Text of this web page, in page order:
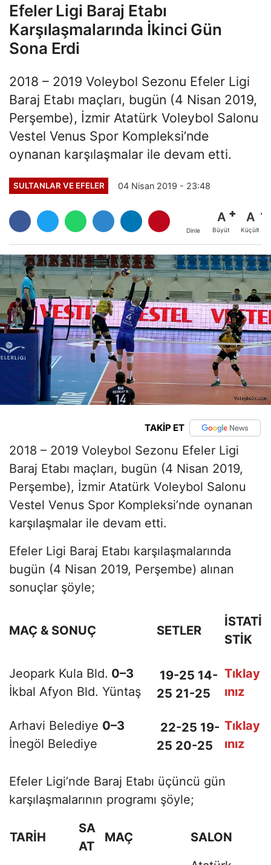
Efeler Ligi Baraj Etabı
Karşılaşmalarında İkinci Gün
Sona Erdi
2018 – 2019 Voleybol Sezonu Efeler Ligi
Baraj Etabı maçları, bugün (4 Nisan 2019,
Perşembe), İzmir Atatürk Voleybol Salonu
Vestel Venus Spor Kompleksi’nde
oynanan karşılaşmalar ile devam etti.
SULTANLAR VE EFELER 04 Nisan 2019 - 23:48
Dinle
A
Büyüt
A
Küçült
TAKİP ET
2018 – 2019 Voleybol Sezonu Efeler Ligi
Baraj Etabı maçları, bugün (4 Nisan 2019,
Perşembe), İzmir Atatürk Voleybol Salonu
Vestel Venus Spor Kompleksi’nde oynanan
karşılaşmalar ile devam etti.
Efeler Ligi Baraj Etabı karşılaşmalarında
bugün (4 Nisan 2019, Perşembe) alınan
sonuçlar şöyle;
MAÇ & SONUÇ SETLER
İSTATİ
STİK
Jeopark Kula Bld. 0–3
İkbal Afyon Bld. Yüntaş
19-25 14-
25 21-25
Tıklay
ınız
Arhavi Belediye 0–3
İnegöl Belediye
22-25 19-
25 20-25
Tıklay
ınız
Efeler Ligi’nde Baraj Etabı üçüncü gün
karşılaşmalarının programı şöyle;
TARİH
SA
AT
MAÇ
SALON